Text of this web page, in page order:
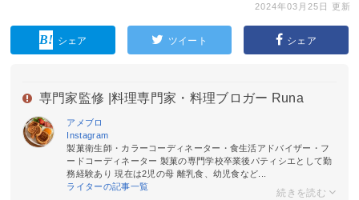
2024年03月25日 更新
シェア ツイート シェア
専門家監修 | 料理専門家・料理ブロガー Runa
アメブロ
Instagram
製菓衛生師・カラーコーディネーター・食生活アドバイザー・フ
ードコーディネーター 製菓の専門学校卒業後パティシエとして勤
務経験あり 現在は2児の母 離乳食、幼児食など...
ライターの記事一覧